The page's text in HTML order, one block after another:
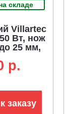
складе
Villartec
Вт, нож
25 мм,
p.
заказу